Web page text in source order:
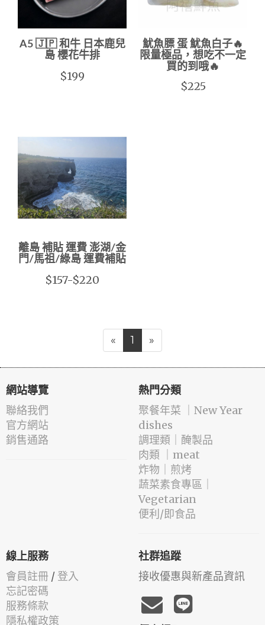
A5 🇯🇵 和牛 日本鹿兒
島 櫻花牛排
$199
魷魚膘 蛋 魷魚白子🔥
限量極品，想吃不一定
買的到哦🔥
$225
離島 補貼 運費 澎湖/金
門/馬祖/綠島 運費補貼
$157-$220
« 1 »
網站導覽
聯絡我們
官方網站
銷售通路
熱門分類
️聚餐年菜 ｜New Year
dishes
️調理類｜醃製品
肉類 ｜meat
️炸物｜煎烤
蔬菜素食專區｜
Vegetarian
便利/即食品
線上服務
會員註冊 / 登入
忘記密碼
服務條款
隱私權政策
社群追蹤
接收優惠與新產品資訊